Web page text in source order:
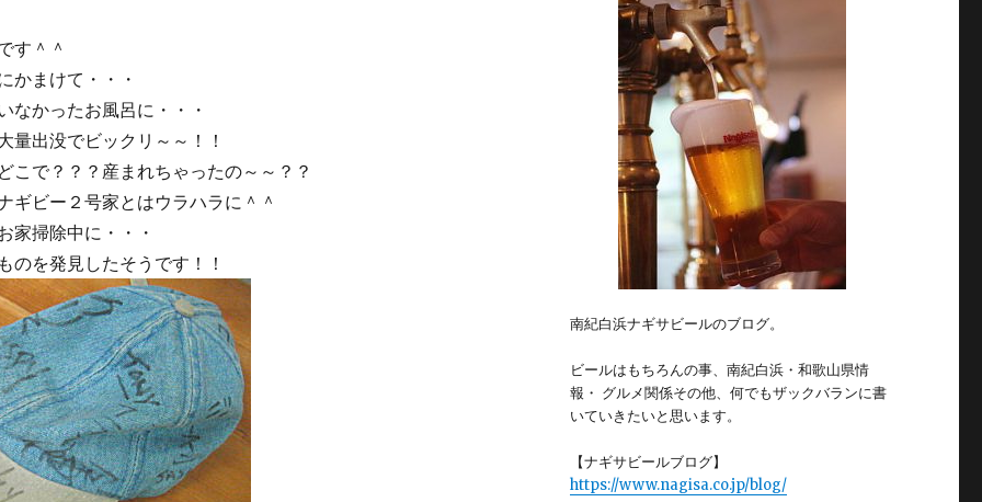
す＾＾
かまけて・・・
なかったお風呂に・・・
量出没でビックリ～～！！
こで？？？産まれちゃったの～～？？
ギビー２号家とはウラハラに＾＾
家掃除中に・・・
のを発見したそうです！！
南紀白浜ナギサビールのブログ。
ビールはもちろんの事、南紀白浜・和歌山県情
報・ グルメ関係その他、何でもザックバランに書
いていきたいと思います。
【ナギサビールブログ】
https://www.nagisa.co.jp/blog/